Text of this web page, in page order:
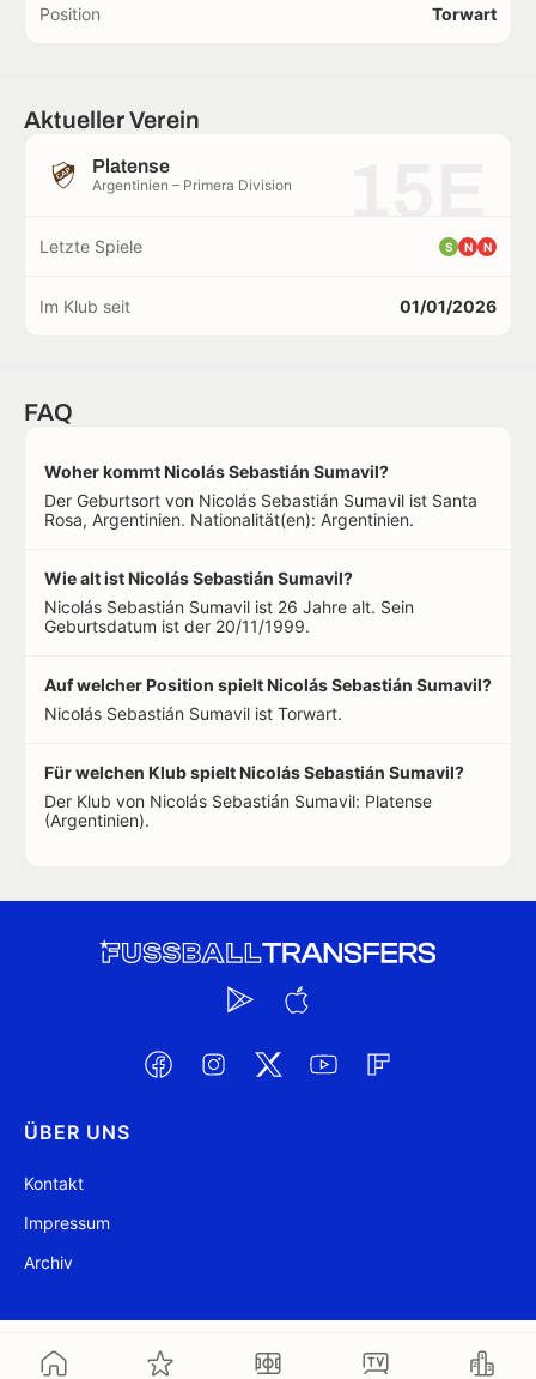
Position Torwart
Aktueller Verein
Platense
Argentinien – Primera Division
Letzte Spiele S N N
Im Klub seit 01/01/2026
FAQ
Woher kommt Nicolás Sebastián Sumavil?
Der Geburtsort von Nicolás Sebastián Sumavil ist Santa
Rosa, Argentinien. Nationalität(en): Argentinien.
Wie alt ist Nicolás Sebastián Sumavil?
Nicolás Sebastián Sumavil ist 26 Jahre alt. Sein
Geburtsdatum ist der 20/11/1999.
Auf welcher Position spielt Nicolás Sebastián Sumavil?
Nicolás Sebastián Sumavil ist Torwart.
Für welchen Klub spielt Nicolás Sebastián Sumavil?
Der Klub von Nicolás Sebastián Sumavil: Platense
(Argentinien).
ÜBER UNS
Kontakt
Impressum
Archiv